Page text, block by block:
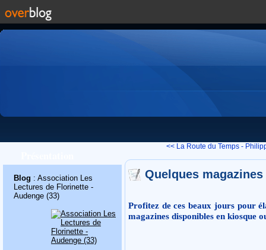
Blog : Association Les
Lectures de Florinette -
Audenge (33)
<< La Route du Temps -
Quelques
Profitez de ces beaux jours pour
magazines disponibles en kiosque